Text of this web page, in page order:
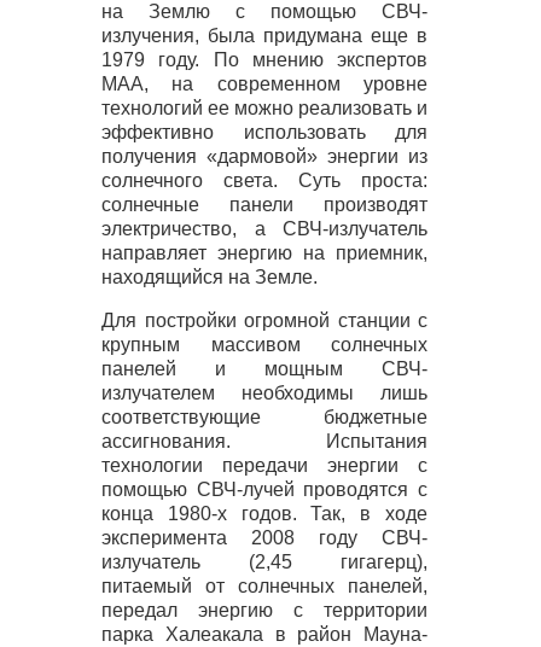
на Землю с помощью СВЧ-
излучения, была придумана еще в
1979 году. По мнению экспертов
МАА, на современном уровне
технологий ее можно реализовать и
эффективно использовать для
получения «дармовой» энергии из
солнечного света. Суть проста:
солнечные панели производят
электричество, а СВЧ-излучатель
направляет энергию на приемник,
находящийся на Земле.
Для постройки огромной станции с
крупным массивом солнечных
панелей и мощным СВЧ-
излучателем необходимы лишь
соответствующие бюджетные
ассигнования. Испытания
технологии передачи энергии с
помощью СВЧ-лучей проводятся с
конца 1980-х годов. Так, в ходе
эксперимента 2008 году СВЧ-
излучатель (2,45 гигагерц),
питаемый от солнечных панелей,
передал энергию с территории
парка Халеакала в район Мауна-